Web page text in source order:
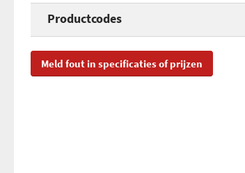
Type discs
Aantal discs
Productcodes
SKU
Meld fout in specificaties of prijzen